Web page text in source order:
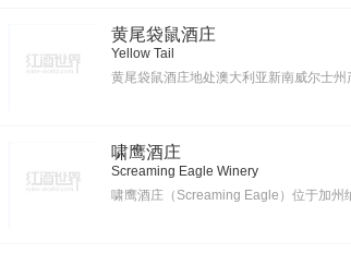
黄尾袋鼠酒庄
Yellow Tail
黄尾袋鼠酒庄地处澳大利亚新南威尔士
啸鹰酒庄
Screaming Eagle Winery
啸鹰酒庄（Screaming Eagle）位于加